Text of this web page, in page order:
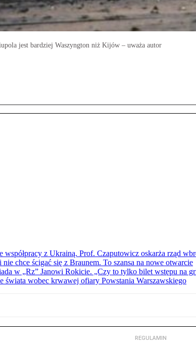
jest bardziej Waszyngton niż Kijów – uważa autor
współpracy z Ukrainą. Prof. Czaputowicz oskarża rząd
chce ścigać się z Braunem. To szansa na nowe otwarcie
w „Rz” Janowi Rokicie. „Czy to tylko bilet wstępu na
świata wobec krwawej ofiary Powstania Warszawskiego
REGULAMIN